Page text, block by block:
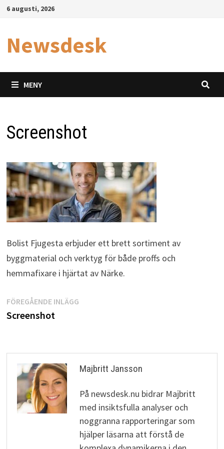
Hoppa
6 augusti, 2026
Newsdesk
MENY
Screenshot
Bolist Fjugesta erbjuder ett brett sortiment av
byggmaterial och verktyg för både proffs och
hemmafixare i hjärtat av Närke.
Inläggsnavigering
FÖREGÅENDE INLÄGGFöregående
Screenshot
Majbritt Jansson
På newsdesk.nu bidrar Majbritt
med insiktsfulla analyser och
noggranna rapporteringar som
hjälper läsarna att förstå de